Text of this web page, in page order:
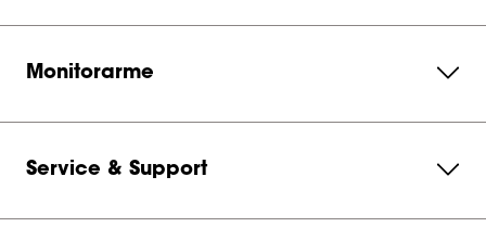
Monitorarme
Service & Support